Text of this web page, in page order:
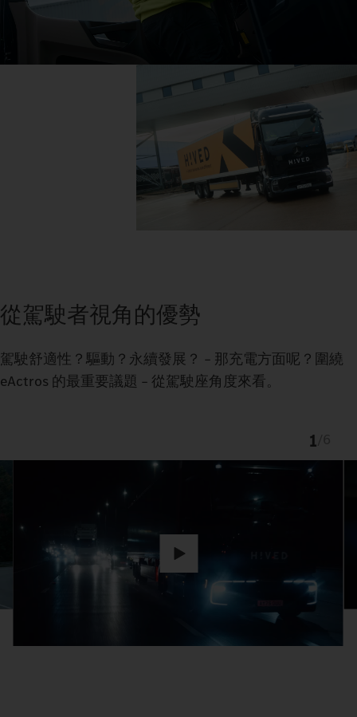
從駕駛者視角的優勢
駕駛舒適性？驅動？永續發展？ – 那充電方面呢？圍繞
eActros 的最重要議題 – 從駕駛座角度來看。
1